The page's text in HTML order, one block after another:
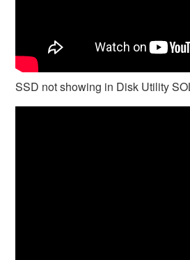
SSD not showing in Disk Utility